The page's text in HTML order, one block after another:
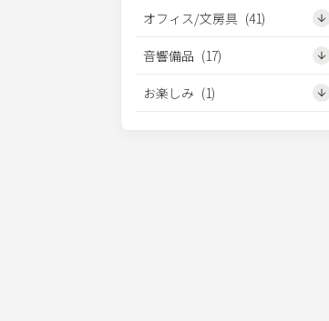
オフィス/文房具 (41)
音響備品 (17)
お楽しみ (1)